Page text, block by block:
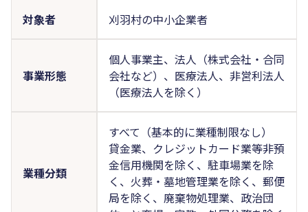
対象者 刈羽村の中小企業者
事業形態
個人事業主、法人（株式会社・合同
会社など）、医療法人、非営利法人
（医療法人を除く）
業種分類
すべて（基本的に業種制限なし）
貸金業、クレジットカード業等非預
金信用機関を除く、駐車場業を除
く、火葬・墓地管理業を除く、郵便
局を除く、廃棄物処理業、政治団